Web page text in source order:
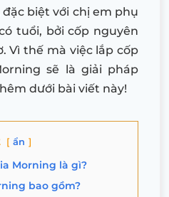
biệt với chị em phụ
tuổi, bởi cốp nguyên
Vì thế mà việc lắp cốp
sẽ là giải pháp
dưới bài viết này!
ẩn
Morning là gì?
bao gồm?